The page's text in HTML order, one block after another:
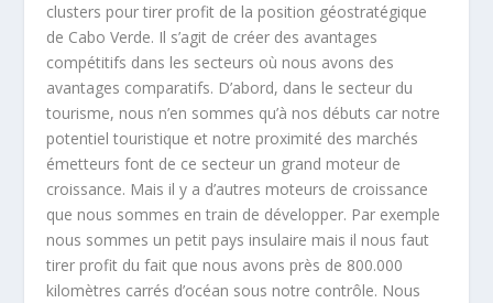
clusters pour tirer profit de la position géostratégique
de Cabo Verde. Il s’agit de créer des avantages
compétitifs dans les secteurs où nous avons des
avantages comparatifs. D’abord, dans le secteur du
tourisme, nous n’en sommes qu’à nos débuts car notre
potentiel touristique et notre proximité des marchés
émetteurs font de ce secteur un grand moteur de
croissance. Mais il y a d’autres moteurs de croissance
que nous sommes en train de développer. Par exemple
nous sommes un petit pays insulaire mais il nous faut
tirer profit du fait que nous avons près de 800.000
kilomètres carrés d’océan sous notre contrôle. Nous